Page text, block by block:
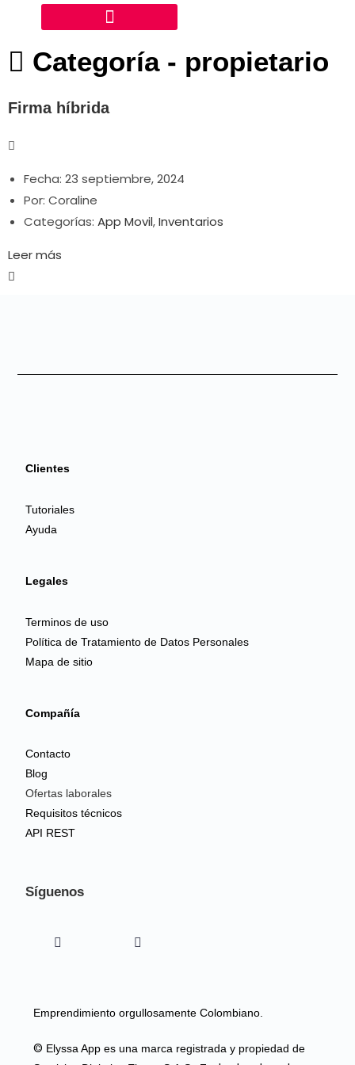
Categoría - propietario
Firma híbrida
Fecha: 23 septiembre, 2024
Por: Coraline
Categorías: App Movil,Inventarios
Leer más
Clientes
Tutoriales
Ayuda
Legales
Terminos de uso
Política de Tratamiento de Datos Personales
Mapa de sitio
Compañía
Contacto
Blog
Ofertas laborales
Requisitos técnicos
API REST
Síguenos
Emprendimiento orgullosamente Colombiano.
© Elyssa App es una marca registrada y propiedad de